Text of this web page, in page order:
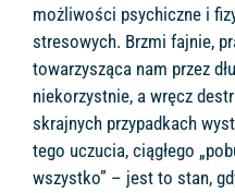
możliwości psychiczne i
stresowych. Brzmi fajnie,
towarzysząca nam przez
niekorzystnie, a wręcz
skrajnych przypadkach
tego uczucia, ciągłego
wszystko” – jest to stan,